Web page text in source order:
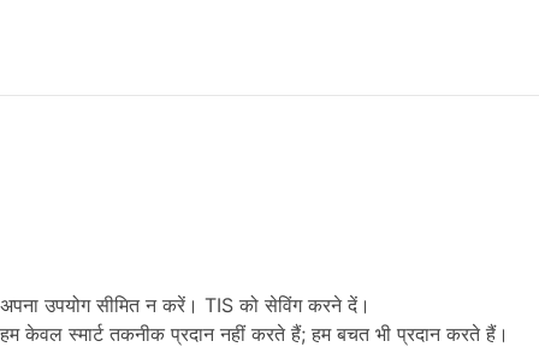
अपना उपयोग सीमित न करें। TIS को सेविंग करने दें।
हम केवल स्मार्ट तकनीक प्रदान नहीं करते हैं; हम बचत भी प्रदान करते हैं।